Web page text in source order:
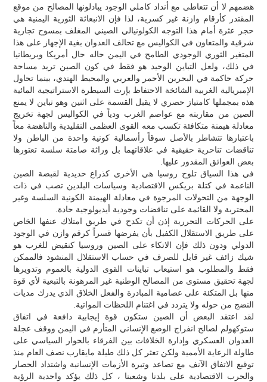
هضمهم لا أن تتعاطى مع أنداد كاملي الوجود يبادلونها المصالح من موقع
المقتدر كأرقام وازنة غير كسرية، لذا فإن الانبعاثة الثورية اليمنية هي
حجر عثرة أمام هذا التوجه الكولونيالي الصيني المغلف بمسوح تجارية
شرقية والمتعاون في الكواليس مع تحالف العدوان بغية الإجهاز على هذا
المتغير الثوري الوجودي الطامح في اليمن حاله حال أمريكا وبريطانيا
في ذلك، ولعل التباين الوحيد هو فقط في كون الصين تريد مساحة
حركة حاكمة في البحرين الأحمر والعربي والمحيط الهندي، بينما تحاول
الإمبريالية الغربية الشائخة الاحتفاظ بإرث السيطرة الاستراتيجية المائية
هذه بمجملها كامتياز حصري لا يقبل القسمة على اثنين وهو تباين لا يمنع
الصين من مقاربته مع عواصم الغرب ودياً في الكواليس لجهة تخريج
معادلة هيمنة متكافئة تكسب معه القوى العظمى التقليدية والناهضة معاً
باعتبارها تتشاطر بالأصل سوقاً رأسمالية كونية واحدة من الباطن ولا
تناقضات تناحرية حقيقية في علاقاتهما بل وراثة صامتة سلسة تعتورها
بعض العوائق المقدور عليها.
في هذا السياق تلوح روسيا هي الأخرى كذراع حديدية لقبضة الصين
الناعمة في كتلة بريكس الاقتصادية وسياسات البلدين تصب في ذات
الوجهة من التحولات المرجوة في معادلة الهيمنة الكونية السلسة وغير
المحتربة ولا القائمة على تناقضات وجودية أيديولوجية حادة.
على الحركات التحررية إذن أن تكدح في طريق امتلاك عنفها الخاص
على طريق الاستقلال الكفيل بأن يفرضها قسراً كرقم وازن في الوجود
الدولي ودون ذلك فإن الاتكاء على الصين وروسيا كنقيض للغرب هو
شيك زائف غير قابل للصرف في حساب الاستقلال المنشود فالممكن
فقط والمطلوب هو استيعاب تباينات القوى الدولية بالعموم وتدويرها
لجهة تحقيق مستوى من المصالح الوطنية غير المرهونة بالتبعية لأي قوة
منها بل المتكئة على عصامية المبادرة والفعل الخلاق الذي يدرك مديات
النضج من حوله ولا يتردد في اغتنام اللحظات المواتية.
لقد اعتقد البعض أن الصين ستكون قوة إيجابية دافعة في اتفاق
ستوكهولم لصالح انفراج الوضع الإنساني المتأزم في اليمن ووقف عجلة
العدوان العسكري وإدارة الخلافات بين الفرقاء بالحوار السياسي على
طاولة الرعاية الأممية ولكن تعثر كل ذلك طيلة مايقارب نصف العام منذ
توقيع الاتفاق الآنف مع تصاعد وتيرة الأزمات الإنسانية واشتداد الحصار
والحرب الاقتصادية على بلدنا وشعبنا ، كل ذلك يؤكد واحدية الرؤية